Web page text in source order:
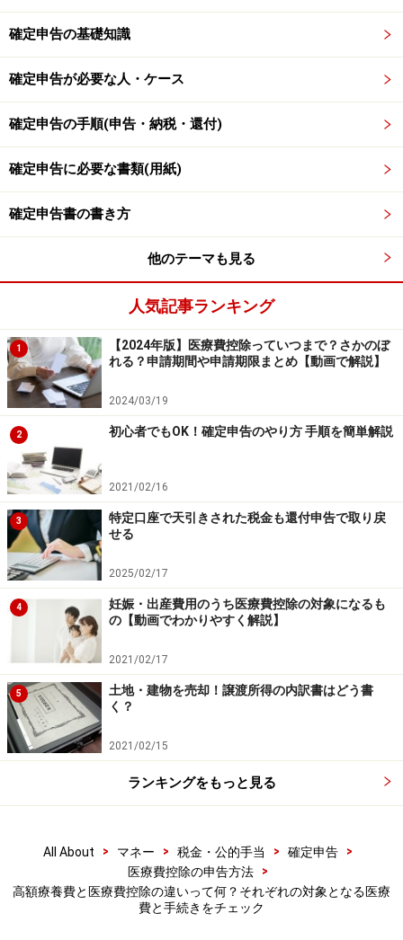
そして、窓口で30万円を支払っていますから、
・30万円（自己負担額）－8万7430円（自己負担上限
額）＝21万2570円
が高額療養費として支給されるということです（下図表
参照）。
70歳以上の方の高額療養費のケーススタディ（出典：厚生労
高額療養費をもらうための申請方法・支給
対象
高額療養費は、勤務先での健康保険組合、協会けんぽ、
市区町村の国民健康保険といった公的医療保険などに対
し、高額療養費の支給申請書を提出もしくは郵送するこ
とで受けることができます。
ただし、公的医療保険から「医療費のお知らせ」が発行
されるように、公的医療保険が高額な医療費を支払った
という事実を把握していれば、支給申請を勧めてくれた
り、自動的に口座に振り込んでくれたりという場合もあ
ります。
どの医療保険に加入しているかは、保険証（正式には健
康保険被保険者証）の表面を見ればわかりますので、確
認してみてください。
また、高額療養費は保険適用される医療費が対象となり
る場合の差額ベッド代、先進医療にかかる自己負担費用
などは対象から外れます。
高額療養費の計算方法・申請方法
確定申告の基礎知識
確定申告が必要な人・ケース
確定申告の手順(申告・納税・還付)
確定申告に必要な書類(用紙)
確定申告書の書き方
他のテーマも見る
人気記事ランキング
1
【2024年版】医療費控除っていつまで？さかのぼ
れる？申請期間や申請期限まとめ【動画で解説】
2024/03/19
2 初心者でもOK！確定申告のやり方 手順を簡単解説
2021/02/16
3
特定口座で天引きされた税金も還付申告で取り戻
せる
2025/02/17
4
妊娠・出産費用のうち医療費控除の対象になるも
の【動画でわかりやすく解説】
2021/02/17
5
土地・建物を売却！譲渡所得の内訳書はどう書
く？
2021/02/15
ランキングをもっと見る
All About > マネー > 税金・公的手当 > 確定申告
>
医療費控除の申告方法
>
高額療養費と医療費控除の違いって何？それぞれの対象となる医療
費と手続きをチェック